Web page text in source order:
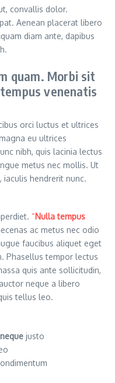
convallis dolor.
Aenean placerat libero
diam ante, dapibus
quam. Morbi sit
venenatis
orci luctus et ultrices
eu ultrices
nibh, quis lacinia lectus
metus nec mollis. Ut
, iaculis hendrerit nunc.
“Nulla tempus
ac metus nec odio
faucibus aliquet eget
Phasellus tempor lectus
quis ante sollicitudin,
neque a libero
tellus leo.
justo